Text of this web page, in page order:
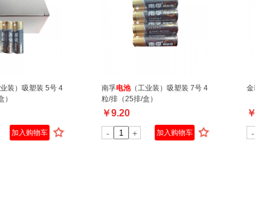
装）吸塑装 5号 4
加入购物车
南孚电池（工业装）吸塑装 7号 4
粒/排（25排/盒）
￥9.20
- + 加入购物车
金
￥
-